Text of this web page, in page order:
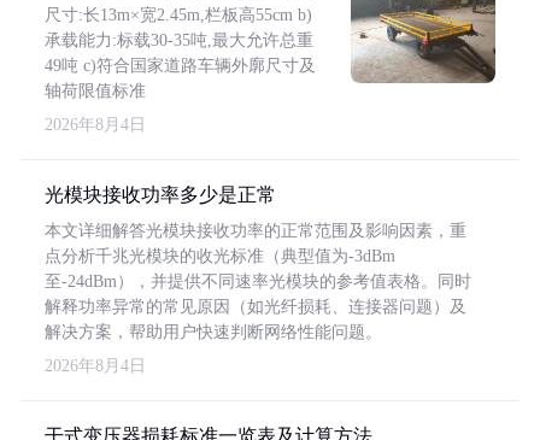
尺寸:长13m×宽2.45m,栏板高55cm b)
承载能力:标载30-35吨,最大允许总重
49吨 c)符合国家道路车辆外廓尺寸及
轴荷限值标准
2026年8月4日
光模块接收功率多少是正常
本文详细解答光模块接收功率的正常范围及影响因素，重
点分析千兆光模块的收光标准（典型值为-3dBm
至-24dBm），并提供不同速率光模块的参考值表格。同时
解释功率异常的常见原因（如光纤损耗、连接器问题）及
解决方案，帮助用户快速判断网络性能问题。
2026年8月4日
干式变压器损耗标准一览表及计算方法